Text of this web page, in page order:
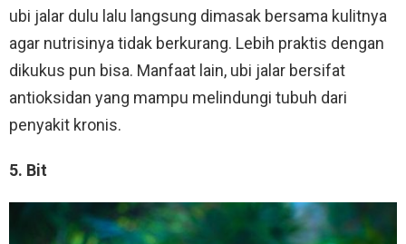
ubi jalar dulu lalu langsung dimasak bersama kulitnya
agar nutrisinya tidak berkurang. Lebih praktis dengan
dikukus pun bisa. Manfaat lain, ubi jalar bersifat
antioksidan yang mampu melindungi tubuh dari
penyakit kronis.
5. Bit